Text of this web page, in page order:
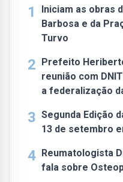
1
Iniciam as obras
Barbosa e da
Turvo
2 Prefeito
reunião com
a federalização
3 Segunda Edição
13 de setembro
4 Reumatologista
fala sobre